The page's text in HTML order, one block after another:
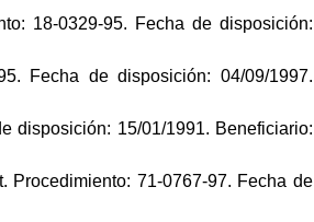
18-0329-95. Fecha de disposición:
Fecha de disposición: 04/09/1997.
disposición: 15/01/1991. Beneficiario:
Procedimiento: 71-0767-97. Fecha de